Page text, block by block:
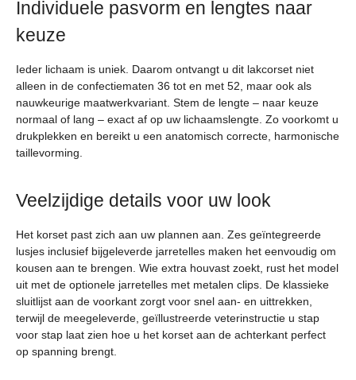
Individuele pasvorm en lengtes naar
keuze
Ieder lichaam is uniek. Daarom ontvangt u dit lakcorset niet
alleen in de confectiematen 36 tot en met 52, maar ook als
nauwkeurige maatwerkvariant. Stem de lengte – naar keuze
normaal of lang – exact af op uw lichaamslengte. Zo voorkomt u
drukplekken en bereikt u een anatomisch correcte, harmonische
taillevorming.
Veelzijdige details voor uw look
Het korset past zich aan uw plannen aan. Zes geïntegreerde
lusjes inclusief bijgeleverde jarretelles maken het eenvoudig om
kousen aan te brengen. Wie extra houvast zoekt, rust het model
uit met de optionele jarretelles met metalen clips. De klassieke
sluitlijst aan de voorkant zorgt voor snel aan- en uittrekken,
terwijl de meegeleverde, geïllustreerde veterinstructie u stap
voor stap laat zien hoe u het korset aan de achterkant perfect
op spanning brengt.